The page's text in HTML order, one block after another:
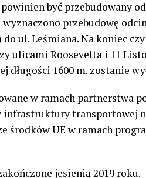
być przebudowany
wyznaczono przebudowę
ul. Leśmiana. Na koniec
ulicami Roosevelta i 11
długości 1600 m. zostanie
w ramach partnerstwa
infrastruktury transportowej
środków UE w ramach
jesienią 2019 roku.